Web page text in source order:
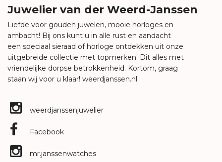
Juwelier van der Weerd-Janssen
Liefde voor gouden juwelen, mooie horloges en
ambacht! Bij ons kunt u in alle rust en aandacht
een speciaal sieraad of horloge ontdekken uit onze
uitgebreide collectie met topmerken. Dit alles met
vriendelijke dorpse betrokkenheid. Kortom, graag
staan wij voor u klaar! weerdjanssen.nl
weerdjanssenjuwelier
Facebook
mr.janssenwatches